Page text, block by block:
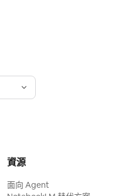
資源
面向 Agent